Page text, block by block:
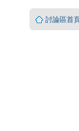
討論區首